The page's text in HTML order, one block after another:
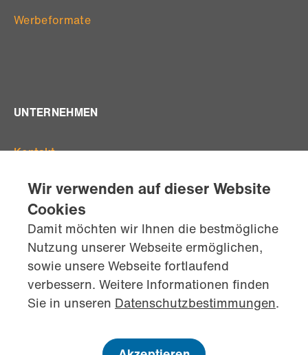
kontaktiere
uns jetzt
Werbeformate
UNTERNEHMEN
Kontakt
Standorte
Team
AGB's
Datenschutz
Impressum
Wir verwenden auf dieser Website
Cookies
Damit möchten wir Ihnen die bestmögliche
Nutzung unserer Webseite ermöglichen,
sowie unsere Webseite fortlaufend
verbessern. Weitere Informationen finden
Sie in unseren Datenschutzbestimmungen.